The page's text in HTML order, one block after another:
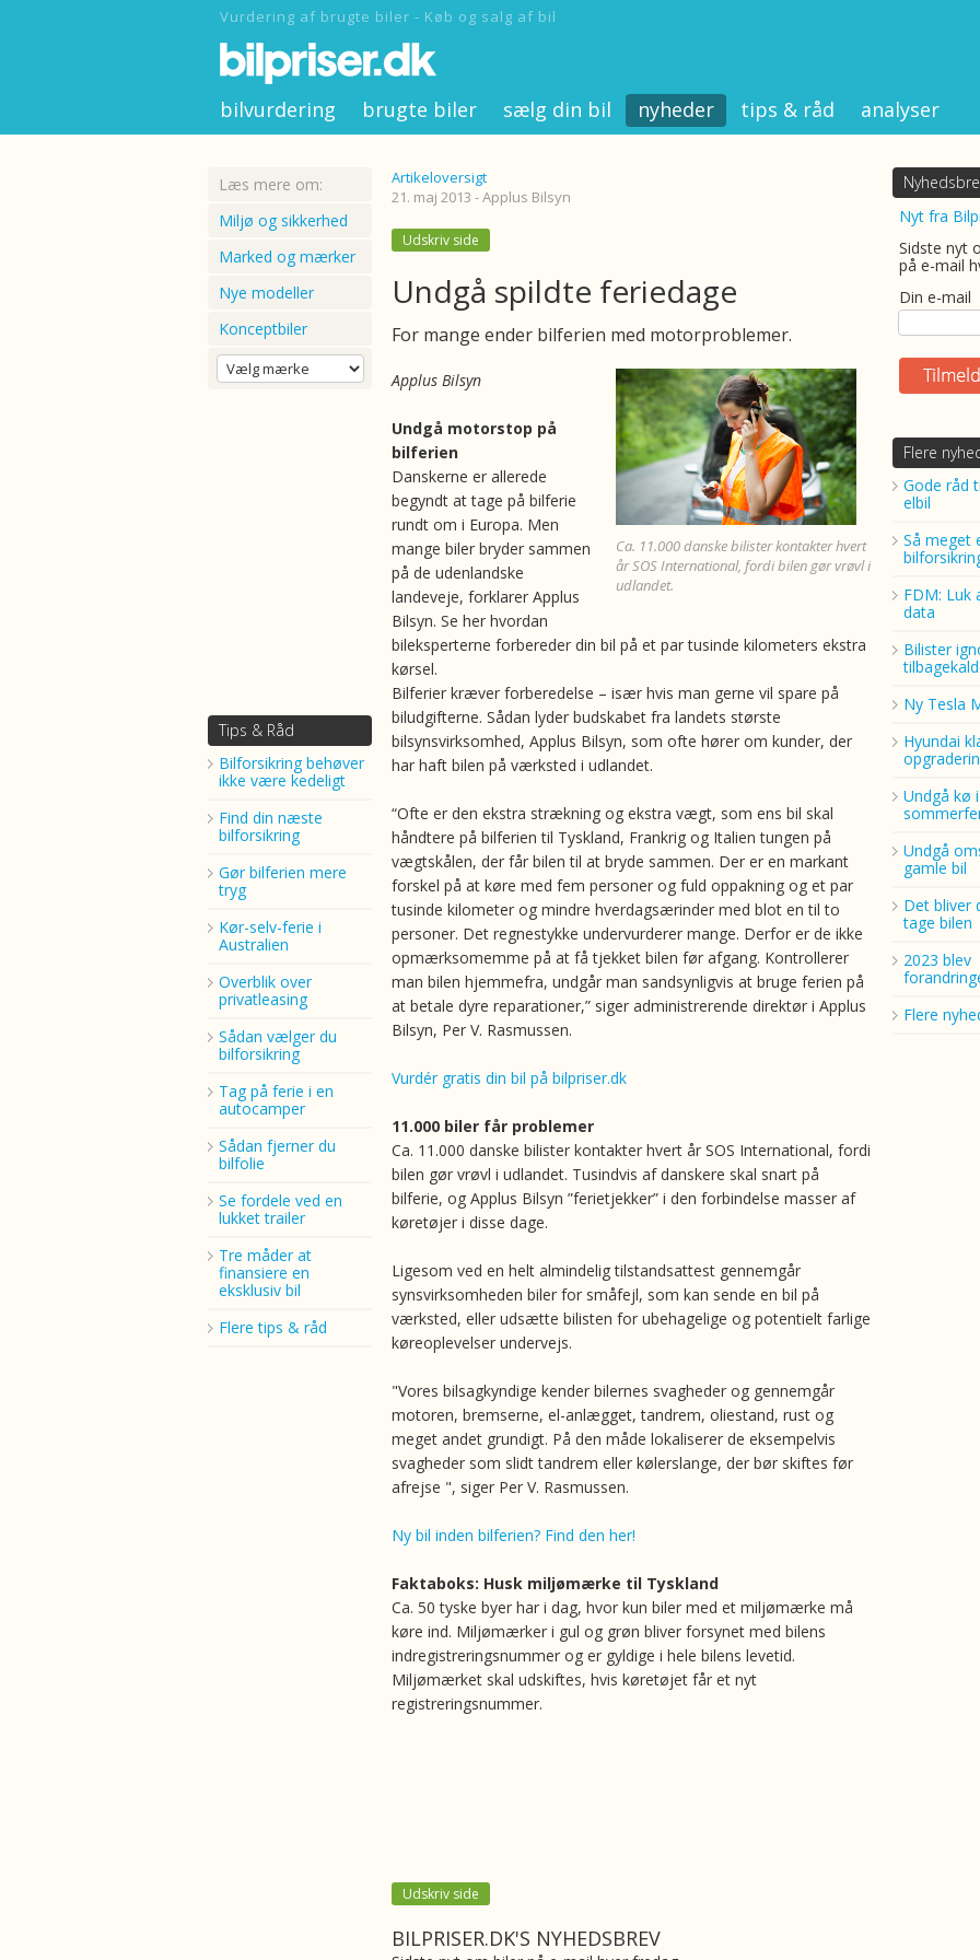
Vurdering af brugte biler - Køb og salg af bil
bilvurdering brugte biler sælg din bil nyheder tips & råd analyser
Læs mere om:
Miljø og sikkerhed
Marked og mærker
Nye modeller
Konceptbiler
Tips & Råd
Bilforsikring behøver
ikke være kedeligt
Find din næste
bilforsikring
Gør bilferien mere
tryg
Kør-selv-ferie i
Australien
Overblik over
privatleasing
Sådan vælger du
bilforsikring
Tag på ferie i en
autocamper
Sådan fjerner du
bilfolie
Se fordele ved en
lukket trailer
Tre måder at
finansiere en
eksklusiv bil
Flere tips & råd
Artikeloversigt
21. maj 2013 - Applus Bilsyn
Udskriv side
Undgå spildte feriedage
For mange ender bilferien med motorproblemer.
Ca. 11.000 danske bilister kontakter hvert
år SOS International, fordi bilen gør vrøvl i
udlandet.
Applus Bilsyn
Undgå motorstop på
bilferien
Danskerne er allerede
begyndt at tage på bilferie
rundt om i Europa. Men
mange biler bryder sammen
på de udenlandske
landeveje, forklarer Applus
Bilsyn. Se her hvordan
bileksperterne forbereder din bil på et par tusinde kilometers ekstra
kørsel.
Bilferier kræver forberedelse – især hvis man gerne vil spare på
biludgifterne. Sådan lyder budskabet fra landets største
bilsynsvirksomhed, Applus Bilsyn, som ofte hører om kunder, der
har haft bilen på værksted i udlandet.
“Ofte er den ekstra strækning og ekstra vægt, som ens bil skal
håndtere på bilferien til Tyskland, Frankrig og Italien tungen på
vægtskålen, der får bilen til at bryde sammen. Der er en markant
forskel på at køre med fem personer og fuld oppakning og et par
tusinde kilometer og mindre hverdagsærinder med blot en til to
personer. Det regnestykke undervurderer mange. Derfor er de ikke
opmærksomemme på at få tjekket bilen før afgang. Kontrollerer
man bilen hjemmefra, undgår man sandsynligvis at bruge ferien på
at betale dyre reparationer,” siger administrerende direktør i Applus
Bilsyn, Per V. Rasmussen.
Vurdér gratis din bil på bilpriser.dk
11.000 biler får problemer
Ca. 11.000 danske bilister kontakter hvert år SOS International, fordi
bilen gør vrøvl i udlandet. Tusindvis af danskere skal snart på
bilferie, og Applus Bilsyn ”ferietjekker” i den forbindelse masser af
køretøjer i disse dage.
Ligesom ved en helt almindelig tilstandsattest gennemgår
synsvirksomheden biler for småfejl, som kan sende en bil på
værksted, eller udsætte bilisten for ubehagelige og potentielt farlige
køreoplevelser undervejs.
"Vores bilsagkyndige kender bilernes svagheder og gennemgår
motoren, bremserne, el-anlægget, tandrem, oliestand, rust og
meget andet grundigt. På den måde lokaliserer de eksempelvis
svagheder som slidt tandrem eller kølerslange, der bør skiftes før
afrejse ", siger Per V. Rasmussen.
Ny bil inden bilferien? Find den her!
Faktaboks: Husk miljømærke til Tyskland
Ca. 50 tyske byer har i dag, hvor kun biler med et miljømærke må
køre ind. Miljømærker i gul og grøn bliver forsynet med bilens
indregistreringsnummer og er gyldige i hele bilens levetid.
Miljømærket skal udskiftes, hvis køretøjet får et nyt
registreringsnummer.
Udskriv side
BILPRISER.DK'S NYHEDSBREV
Nyt fra
Sidste nyt
på e-mail
Din e-mail
Flere
Gode råd
elbil
Så meget
FDM: Luk
data
Bilister
Ny Tesla
Hyundai
Undgå kø i
Undgå
gamle bil
Det bliver
tage bilen
2023 blev
Flere